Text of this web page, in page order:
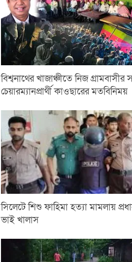
বিশ্বনাথের খাজাঞ্চীতে নিজ গ্রামবাসীর
চেয়ারম্যানপ্রার্থী কাওছারের মতবিনিময়
সিলেটে শিশু ফাহিমা হত্যা মামলায়
ভাই খালাস